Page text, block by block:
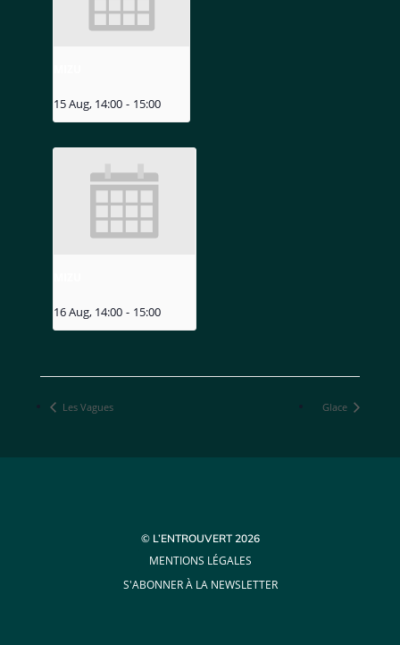
15 Aug, 14:00 - 15:00
16 Aug, 14:00 - 15:00
Les Vagues Glace
© L’ENTROUVERT 2026
MENTIONS LÉGALES
S'ABONNER À LA NEWSLETTER